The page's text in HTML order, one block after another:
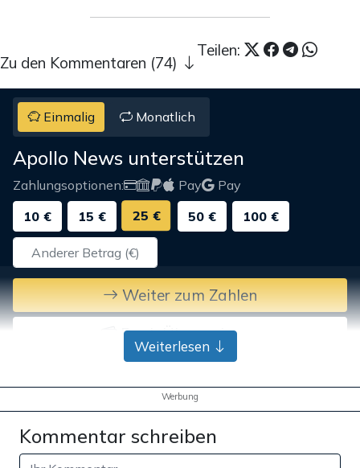
Teilen:
Zu den Kommentaren (74)
Einmalig Monatlich
Apollo News unterstützen
Zahlungsoptionen: Pay
Pay
10 €
15 € 25 € 50 € 100 €
Weiter zum Zahlen
Bank-Überweisung
Weiterlesen
Werbung
Kommentar schreiben